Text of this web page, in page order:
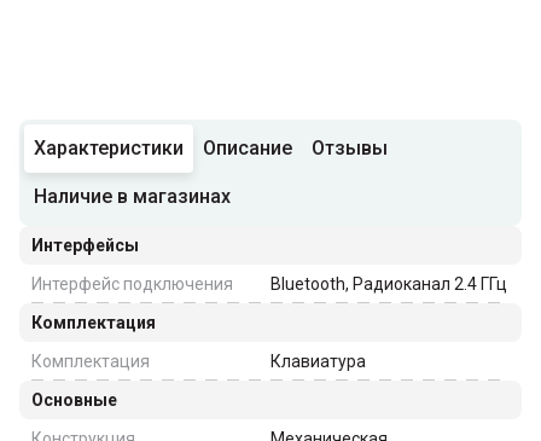
Характеристики Описание Отзывы
Наличие в магазинах
Интерфейсы
Интерфейс подключения
Bluetooth, Радиоканал 2.4 ГГц
Комплектация
Комплектация
Клавиатура
Основные